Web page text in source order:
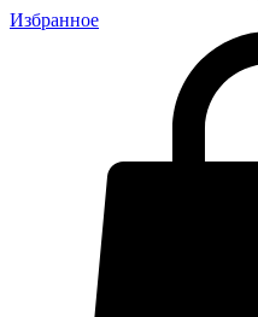
Избранное